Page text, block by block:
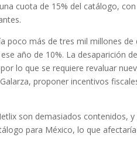
cuota de 15% del catálogo,
poco más de tres mil millones de
año de 10%. La desaparición
lo que se requiere revaluar
proponer incentivos
son demasiados contenidos, y
para México, lo que